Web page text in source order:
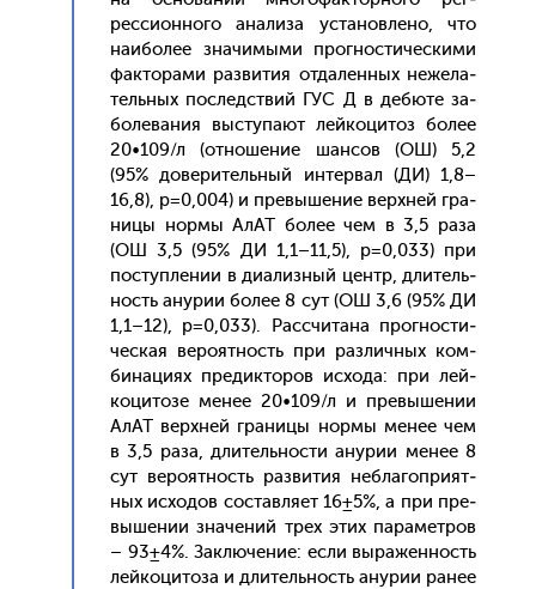
ресси­он­но­го ана­лиза ус­та­нов­ле­но, что
на­ибо­лее зна­чимы­ми прог­ности­чес­ки­ми
фак­то­рами раз­ви­тия от­да­лен­ных не­жела­
тель­ных пос­ледс­твий ГУС Д в де­бюте за­
боле­вания выс­ту­па­ют лей­ко­цитоз бо­лее
20•109/л (от­но­шение шан­сов (ОШ) 5,2
(95% до­вери­тель­ный ин­тервал (ДИ) 1,8–
16,8), р=0,004) и пре­выше­ние вер­хней гра­
ницы нор­мы АлАТ бо­лее чем в 3,5 ра­за
(ОШ 3,5 (95% ДИ 1,1–11,5), р=0,033) при
пос­тупле­нии в ди­ализ­ный центр, дли­тель­
ность ану­рии бо­лее 8 сут (ОШ 3,6 (95% ДИ
1,1–12), р=0,033). Рас­счи­тана прог­ности­
чес­кая ве­ро­ят­ность при раз­личных ком­
би­наци­ях пре­дик­то­ров ис­хо­да: при лей­
ко­цито­зе ме­нее 20•109/л и пре­выше­нии
АлАТ вер­хней гра­ницы нор­мы ме­нее чем
в 3,5 ра­за, дли­тель­нос­ти ану­рии ме­нее 8
сут ве­ро­ят­ность раз­ви­тия неб­ла­гоп­ри­ят­
ных ис­хо­дов сос­тавля­ет 16±5%, а при пре­
выше­нии зна­чений трех этих па­рамет­ров
– 93±4%. Зак­лю­чение: ес­ли вы­ражен­ность
лей­ко­цито­за и дли­тель­ность ану­рии ра­нее